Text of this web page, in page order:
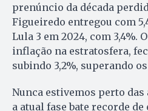
prenúncio da década
Figueiredo entregou com
Lula 3 em 2024, com 3,4%.
inflação na estratosfera,
subindo 3,2%, superando
Nunca estivemos perto
a atual fase bate recorde